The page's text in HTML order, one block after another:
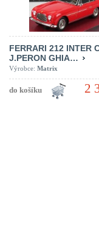
FERRARI 212 INTER
J.PERON GHIA…
Výrobce: Matrix
2